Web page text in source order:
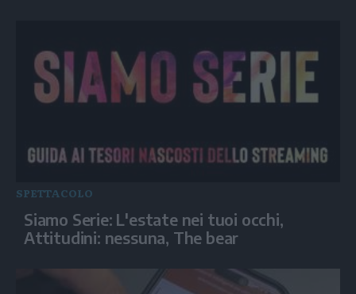
SPETTACOLO
Siamo Serie: L'estate nei tuoi occhi,
Attitudini: nessuna, The bear